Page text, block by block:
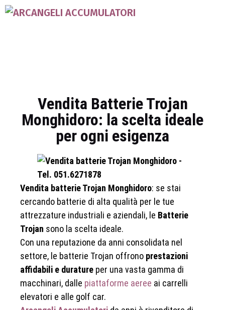
Vendita Batterie Trojan
Monghidoro: la scelta ideale
per ogni esigenza
Vendita batterie Trojan Monghidoro: se stai
cercando batterie di alta qualità per le tue
attrezzature industriali e aziendali, le Batterie
Trojan sono la scelta ideale.
Con una reputazione da anni consolidata nel
settore, le batterie Trojan offrono prestazioni
affidabili e durature per una vasta gamma di
macchinari, dalle piattaforme aeree ai carrelli
elevatori e alle golf car.